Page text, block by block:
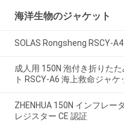
海洋生物のジャケット
SOLAS Rongsheng RSCY-
成人用 150N 泡付き折りた
ト RSCY-A6 海上救命ジャケ
ZHENHUA 150N インフレー
レジスター CE 認証